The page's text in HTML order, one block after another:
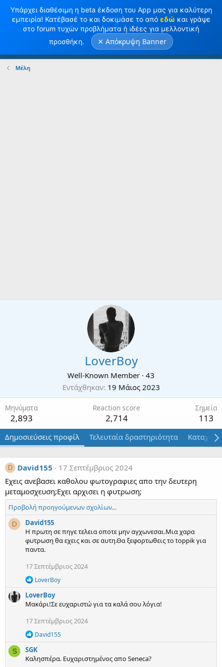
Υπάρχει διαθέσιμη η beta έκδοση του App μας για καλύτερη
εμπειρία! Κατέβασέ το και δοκιμάσε το από εδώ και γράψε
στο forum τυχών προβλήματα ή ιδέες για μελλοντική
προσθήκη.
✕ Απόκρυψη Banner
Σύνδεση
Μέλη
LoverBoy
Well-Known Member · 43
Εντάχθηκαν 19 Μάιος 2023
Μηνύματα
2,893
Reaction score
2,714
Σημεία
113
Δημοσιεύσεις προφίλ Τελευταία δραστηριότητα
D David155
17 Σεπτέμβριος 2024
Εχεις ανεβασει καθολου φωτογραφιες απο την δευτερη
μεταμοσχευση;Εχει αρχισει η φυτρωση;
Προβολή προηγούμενων σχολίων…
D
David155
Η πρωτη σε πηγε τελεια οποτε μην αγχωνεσαι.Μια χαρα
φυτρωση θα εχεις και σε αυτη.Θα ξεφορτωθεις το toppik για
παντα.
17 Σεπτέμβριος 2024
R
a
c
i
n
:
LoverBoy
LoverBoy
Μακάρι!Σε ευχαριστώ για τα καλά σου λόγια!
17 Σεπτέμβριος 2024
R
a
c
David155
S
SGK
Καλησπέρα. Ευχαριστημένος απο Seneca?